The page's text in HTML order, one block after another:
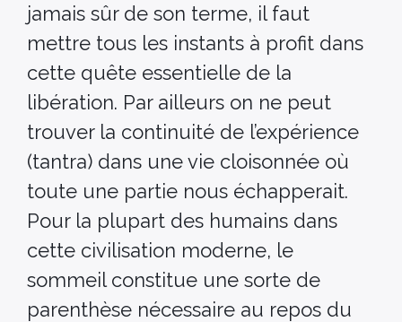
jamais sûr de son terme, il faut
mettre tous les instants à profit dans
cette quête essentielle de la
libération. Par ailleurs on ne peut
trouver la continuité de l’expérience
(tantra) dans une vie cloisonnée où
toute une partie nous échapperait.
Pour la plupart des humains dans
cette civilisation moderne, le
sommeil constitue une sorte de
parenthèse nécessaire au repos du